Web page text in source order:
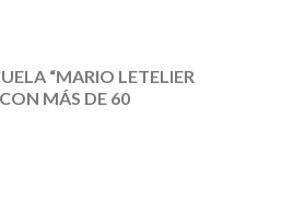
“MARIO LETELIER
MÁS DE 60